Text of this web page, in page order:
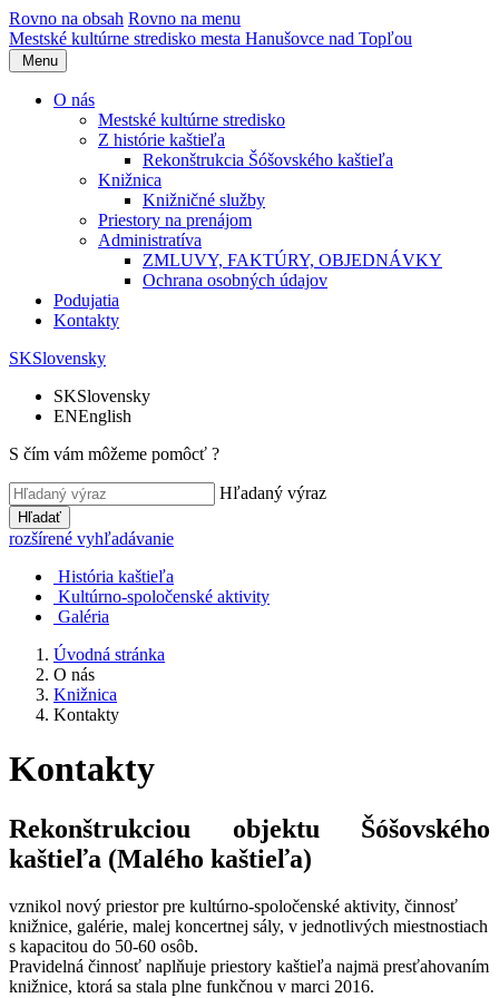
Rovno na obsah Rovno na menu
Mestské kultúrne stredisko mesta Hanušovce nad Topľou
Menu
O nás
Mestské kultúrne stredisko
Z histórie kaštieľa
Rekonštrukcia Šóšovského kaštieľa
Knižnica
Knižničné služby
Priestory na prenájom
Administratíva
ZMLUVY, FAKTÚRY, OBJEDNÁVKY
Ochrana osobných údajov
Podujatia
Kontakty
SKSlovensky
SKSlovensky
ENEnglish
S čím vám môžeme pomôcť ?
Hľadaný výraz
Hľadať
rozšírené vyhľadávanie
História kaštieľa
Kultúrno-spoločenské aktivity
Galéria
Úvodná stránka
O nás
Knižnica
Kontakty
Kontakty
Rekonštrukciou objektu Šóšovského
kaštieľa (Malého kaštieľa)
vznikol nový priestor pre kultúrno-spoločenské aktivity, činnosť
knižnice, galérie, malej koncertnej sály, v jednotlivých miestnostiach
s kapacitou do 50-60 osôb.
Pravidelná činnosť naplňuje priestory kaštieľa najmä presťahovaním
knižnice, ktorá sa stala plne funkčnou v marci 2016.